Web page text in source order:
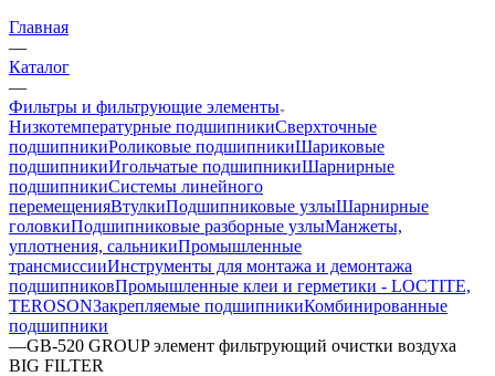
Главная
—
Каталог
—
Фильтры и фильтрующие элементы
Низкотемпературные подшипникиСверхточные
подшипникиРоликовые подшипникиШариковые
подшипникиИгольчатые подшипникиШарнирные
подшипникиСистемы линейного
перемещенияВтулкиПодшипниковые узлыШарнирные
головкиПодшипниковые разборные узлыМанжеты,
уплотнения, сальникиПромышленные
трансмиссииИнструменты для монтажа и демонтажа
подшипниковПромышленные клеи и герметики - LOCTITE,
TEROSONЗакрепляемые подшипникиКомбинированные
подшипники
—GB-520 GROUP элемент фильтрующий очистки воздуха
BIG FILTER